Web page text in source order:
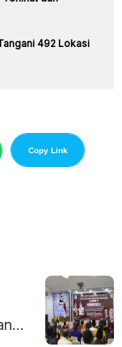
492 Lokasi
Copy Link